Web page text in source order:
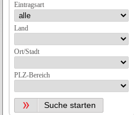
Eintragsart
Land
Ort/Stadt
PLZ-Bereich